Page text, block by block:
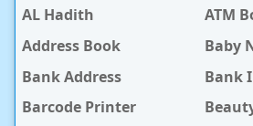
AL Hadith
ATM
Address Book
Baby
Bank Address
Bank
Barcode Printer